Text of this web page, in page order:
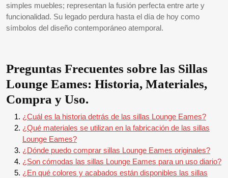
simples muebles; representan la fusión perfecta entre arte y
funcionalidad. Su legado perdura hasta el día de hoy como
símbolos del diseño contemporáneo atemporal.
Preguntas Frecuentes sobre las Sillas
Lounge Eames: Historia, Materiales,
Compra y Uso.
¿Cuál es la historia detrás de las sillas Lounge Eames?
¿Qué materiales se utilizan en la fabricación de las sillas
Lounge Eames?
¿Dónde puedo comprar sillas Lounge Eames originales?
¿Son cómodas las sillas Lounge Eames para un uso diario?
¿En qué colores y acabados están disponibles las sillas